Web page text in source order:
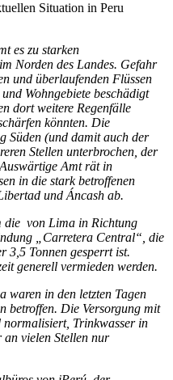
Situation in Peru
es zu starken
Norden des Landes. Gefahr
und überlaufenden Flüssen
Wohngebiete beschädigt
dort weitere Regenfälle
könnten. Die
Süden (und damit auch der
Stellen unterbrochen, der
Amt rät in
in die stark betroffenen
und Áncash ab.
die von Lima in Richtung
„Carretera Central“, die
3,5 Tonnen gesperrt ist.
generell vermieden werden.
waren in den letzten Tagen
betroffen. Die Versorgung mit
normalisiert, Trinkwasser in
vielen Stellen nur